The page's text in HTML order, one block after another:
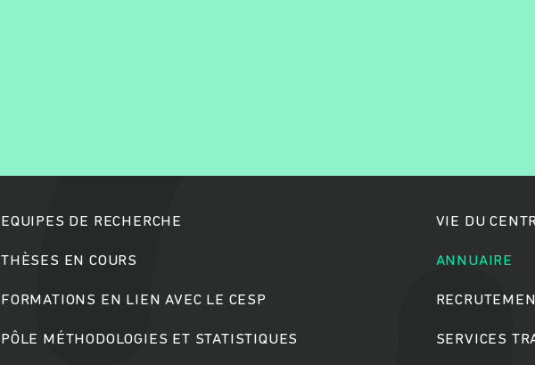
EQUIPES DE RECHERCHE
THÈSES EN COURS
FORMATIONS EN LIEN AVEC LE CESP
PÔLE MÉTHODOLOGIES ET STATISTIQUES
VIE DU
ANNUAIRE
SERVICES